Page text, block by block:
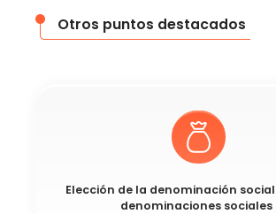
Otros puntos destacados
Elección de la denominación
denominaciones sociales